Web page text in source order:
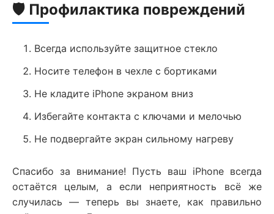
🛡 Профилактика повреждений
Всегда используйте защитное стекло
Носите телефон в чехле с бортиками
Не кладите iPhone экраном вниз
Избегайте контакта с ключами и мелочью
Не подвергайте экран сильному нагреву
Спасибо за внимание! Пусть ваш iPhone всегда
остаётся целым, а если неприятность всё же
случилась — теперь вы знаете, как правильно